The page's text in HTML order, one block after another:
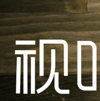
跳至内容